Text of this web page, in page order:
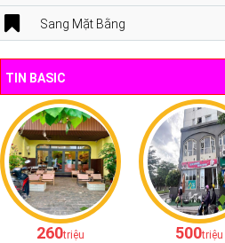
Sang Mặt Bằng
TIN BASIC
260triệu
500triệu